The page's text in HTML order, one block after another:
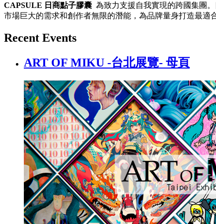
CAPSULE 日商點子膠囊 為致力支援自我實現的跨國集團
市場巨大的需求和創作者無限的潛能，為品牌量身打造最適
Recent Events
ART OF MIKU -台北展覽- 母頁